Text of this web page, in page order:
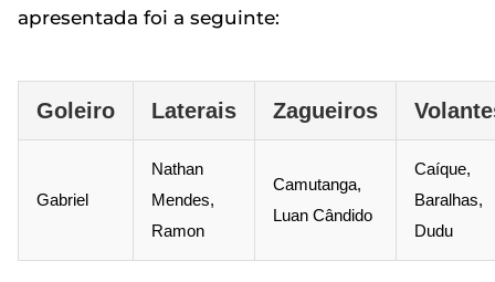
apresentada foi a seguinte:
Goleiro Laterais Zagueiros
Gabriel
Nathan
Mendes,
Ramon
Camutanga,
Luan Cândido
Caíque,
Baralhas,
Dudu